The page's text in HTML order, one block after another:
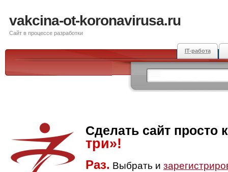
vakcina-ot-koronavirusa.ru
Сайт в процессе разработки
IT-работа
Сделать сайт просто
три»!
Раз. Выбрать и